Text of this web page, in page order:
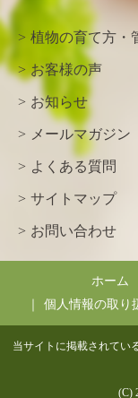
植物の育て方・
お客様の声
お知らせ
メールマガジン
よくある質問
サイトマップ
お問い合わせ
ホーム
個人情報の取り
当サイトに掲載されてい
(C)